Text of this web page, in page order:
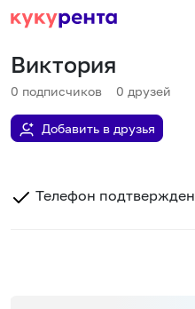
Виктория
0 подписчиков 0 друзей
Добавить в друзья
Телефон подтвержден